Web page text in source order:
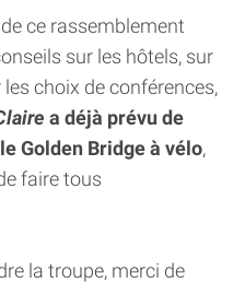
ce rassemblement
sur les hôtels, sur
choix de conférences,
a déjà prévu de
Golden Bridge à vélo,
faire tous
la troupe, merci de